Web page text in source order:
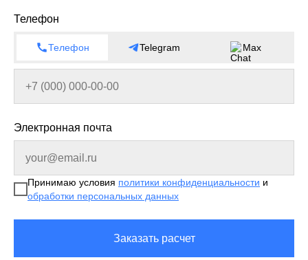
Телефон
Телефон Telegram Max
Электронная почта
Принимаю условия политики конфиденциальности и
обработки персональных данных
Заказать расчет